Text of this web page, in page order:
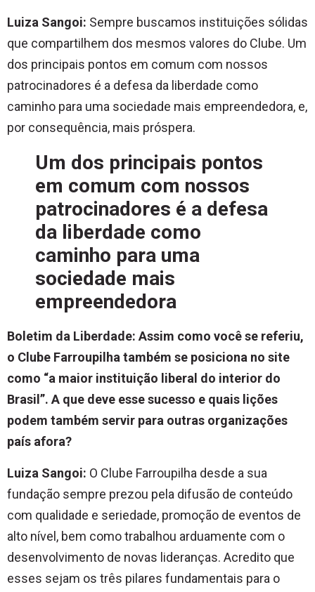
Luiza Sangoi: Sempre buscamos instituições sólidas
que compartilhem dos mesmos valores do Clube. Um
dos principais pontos em comum com nossos
patrocinadores é a defesa da liberdade como
caminho para uma sociedade mais empreendedora, e,
por consequência, mais próspera.
Um dos principais pontos
em comum com nossos
patrocinadores é a defesa
da liberdade como
caminho para uma
sociedade mais
empreendedora
Boletim da Liberdade: Assim como você se referiu,
o Clube Farroupilha também se posiciona no site
como “a maior instituição liberal do interior do
Brasil”. A que deve esse sucesso e quais lições
podem também servir para outras organizações
país afora?
Luiza Sangoi: O Clube Farroupilha desde a sua
fundação sempre prezou pela difusão de conteúdo
com qualidade e seriedade, promoção de eventos de
alto nível, bem como trabalhou arduamente com o
desenvolvimento de novas lideranças. Acredito que
esses sejam os três pilares fundamentais para o